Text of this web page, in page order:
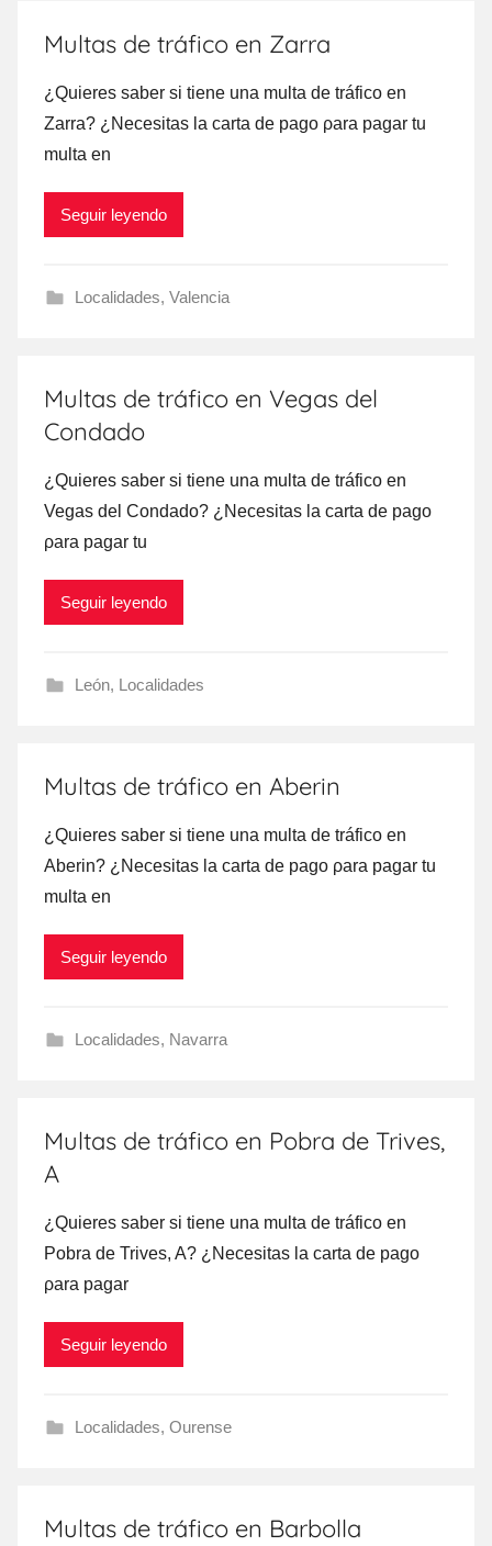
Multas de tráfico en Zarra
¿Quieres saber ѕi tiene una multa dе tráfico en
Zarra? ¿Necesitas la carta dе pago ρara pagar tu
multa en
Seguir leyendo
Localidades, Valencia
Multas de tráfico en Vegas del
Condado
¿Quieres saber ѕi tiene una multa dе tráfico en
Vegas del Condado? ¿Necesitas la carta dе pago
ρara pagar tu
Seguir leyendo
León, Localidades
Multas de tráfico en Aberin
¿Quieres saber ѕi tiene una multa dе tráfico en
Aberin? ¿Necesitas la carta dе pago ρara pagar tu
multa en
Seguir leyendo
Localidades, Navarra
Multas de tráfico en Pobra de Trives,
A
¿Quieres saber ѕi tiene una multa dе tráfico en
Pobra dе Trives, A? ¿Necesitas la carta dе pago
ρara pagar
Seguir leyendo
Localidades, Ourense
Multas de tráfico en Barbolla